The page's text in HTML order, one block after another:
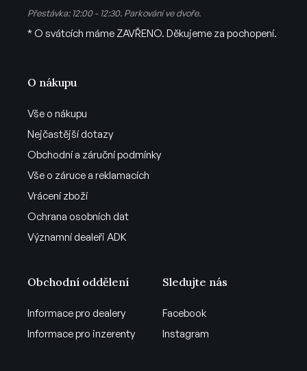
O nákupu
Vše o nákupu
Nejčastější dotazy
Obchodní a záruční podmínky
Vše o záruce a reklamacích
Vrácení zboží
Ochrana osobních dat
Významní dealeři ADK
Přestávka: 12:00 - 12:30. Parkování ve dvoře.
* O svátcích máme ZAVŘENO. Děkujeme za pochopení.
Obchodní oddělení
Informace pro dealery
Informace pro inzerenty
Sledujte nás
Facebook
Instagram